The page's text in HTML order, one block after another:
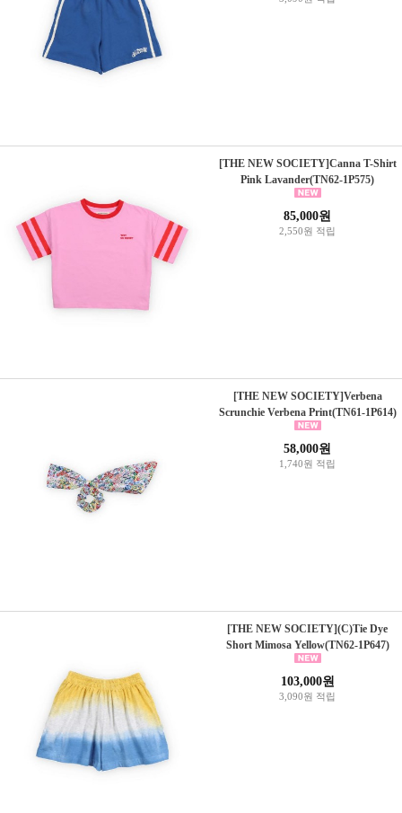
[THE NEW SOCIETY]Canna T-Shirt
Pink Lavander(TN62-1P575)
85,000원
2,550원 적립
[THE NEW SOCIETY]Verbena
Scrunchie Verbena Print(TN61-1P614)
58,000원
1,740원 적립
[THE NEW SOCIETY](C)Tie Dye
Short Mimosa Yellow(TN62-1P647)
103,000원
3,090원 적립